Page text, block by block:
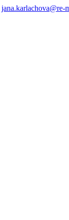
jana.karlachova@re-